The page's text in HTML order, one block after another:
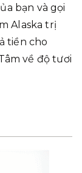
bạn và gọi
Alaska trị
tiền cho
về độ tươi